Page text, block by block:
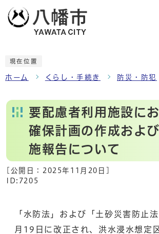
現在位置
ホーム くらし・手続き 防災・防犯
要配慮者利用施設に
確保計画の作成およ
施報告について
[公開日： 2025年11月20日
ID:7205
「水防法」および「土砂災害防止
月19日に改正され、洪水浸水想定